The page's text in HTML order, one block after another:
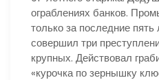
ограблениях банков.
только за последние
совершил три
крупных. Действовал
«курочка по зернышку